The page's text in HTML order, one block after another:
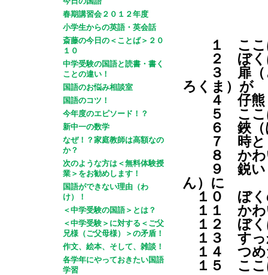
春期講習会２０１２年度
小学生からの英語・英会話
斎藤の今日の＜ことば＞２０
１０
中学受験の国語と読書・書く
ことの違い！
国語のお悩み相談室
国語のコツ！
今年度のエピソード！？
新中一の数学
なぜ！？家庭教師は高額なの
か？
次のような方は＜無料体験授
業＞をお勧めします！
国語ができない理由（わ
け）！
＜中学受験の国語＞とは？
＜中学受験＞に対する＜ご父
兄様（ご父母様）＞の矛盾！
作文、絵本、そして、雑談！
各学年にやっておきたい国語
学習
１ ここ
２ ぼくは
３ 扉（と
ろくま）が
４ 仔熊（
５ ここは
６ 鋏（は
７ 時とし
８ かわい
９ 鋭い（
ん）に
１０ ぼく
１１ かわ
１２ ぼく
１３ すっ
１４ つめ
１５ ここ